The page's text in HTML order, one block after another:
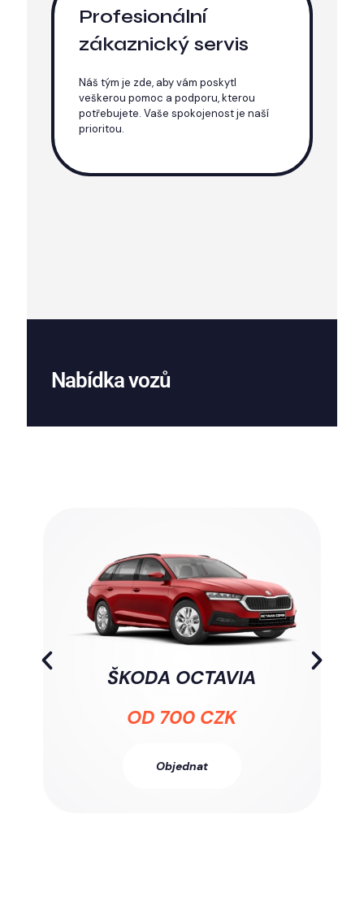
Profesionální
zákaznický servis
Náš tým je zde, aby vám poskytl
veškerou pomoc a podporu, kterou
potřebujete. Vaše spokojenost je naší
prioritou.
Nabídka vozů
ŠKODA OCTAVIA
OD 700 CZK
Objednat